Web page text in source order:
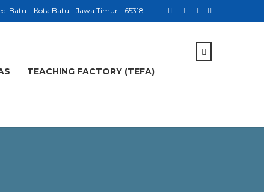
Batu – Kota Batu - Jawa Timur - 65318
TEACHING FACTORY (TEFA)